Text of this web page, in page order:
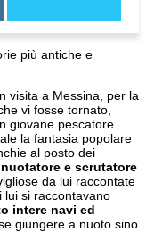
più antiche e
visita a Messina, per la
vi fosse tornato,
giovane pescatore
la fantasia popolare
al posto dei
e scrutatore
da lui raccontate
lui si raccontavano
intere navi ed
giungere a nuoto sino